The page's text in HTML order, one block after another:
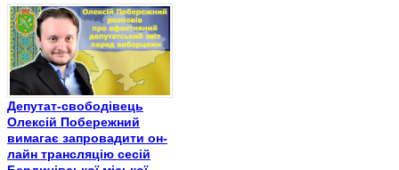
Депутат-свободівець
Олексій Побережний
вимагає запровадити он-
лайн трансляцію сесій